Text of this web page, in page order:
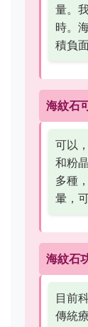
量。
時。
積負
海紋石
可以
和粉
多種
暈，
海紋石
目前
傳統